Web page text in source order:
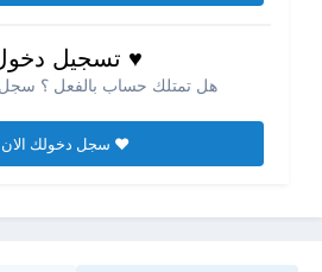
♥ تسجيل
هل تمتلك حساب بالفعل ؟ سجل
♥ سجل دخولك